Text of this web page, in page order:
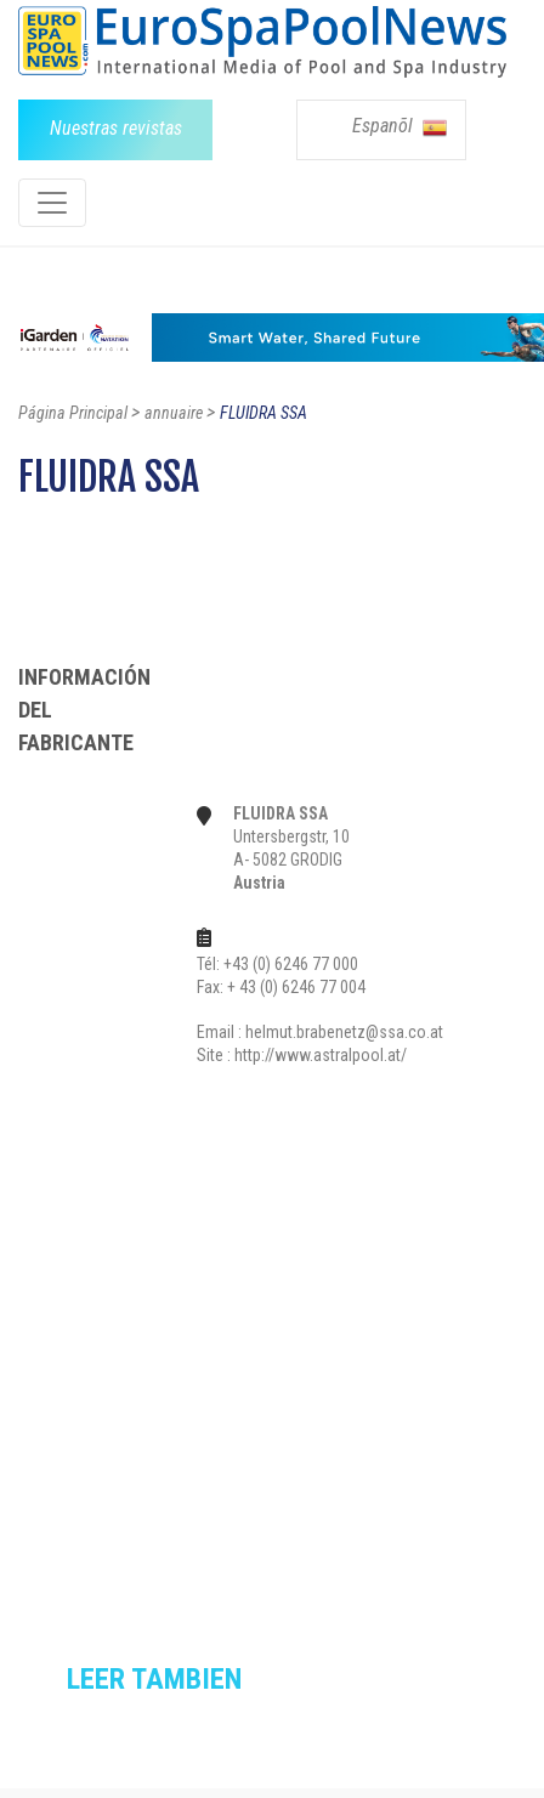
Nuestras revistas Espanõl
Página Principal> annuaire> FLUIDRA SSA
FLUIDRA SSA
INFORMACIÓN
DEL
FABRICANTE
FLUIDRA SSA
Untersbergstr, 10
A- 5082 GRODIG
Austria
Tél: +43 (0) 6246 77 000
Fax: + 43 (0) 6246 77 004
Email : helmut.brabenetz@ssa.co.at
Site : http://www.astralpool.at/
LEER TAMBIEN